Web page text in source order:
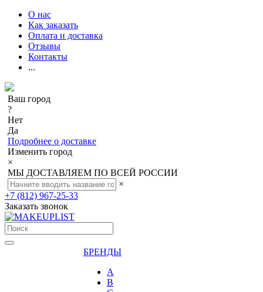
О нас
Как заказать
Оплата и доставка
Отзывы
Контакты
...
Ваш город
?
Нет
Да
Подробнее о доставке
Изменить город
×
МЫ ДОСТАВЛЯЕМ ПО ВСЕЙ РОССИИ
×
+7 (812) 967-25-33
Заказать звонок
БРЕНДЫ
A
B